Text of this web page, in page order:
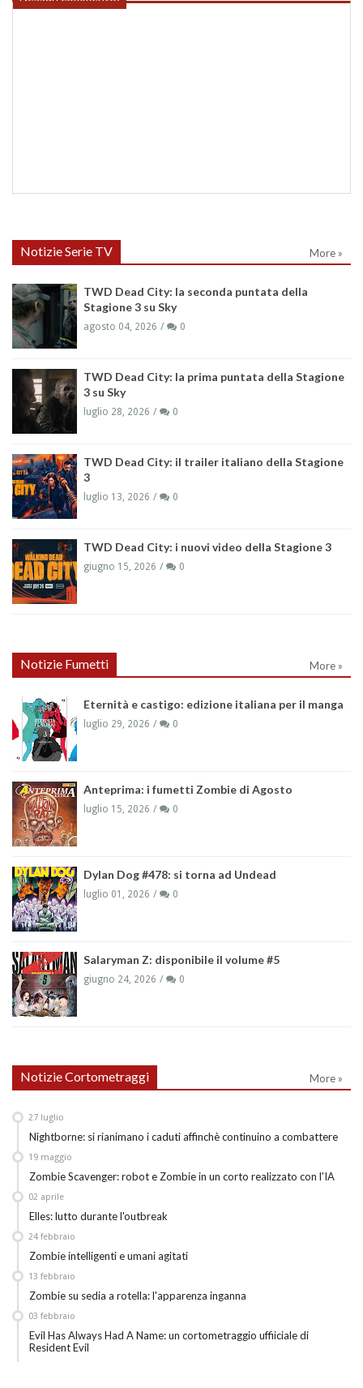
Notizie Serie TV More »
TWD Dead City: la seconda puntata della
Stagione 3 su Sky
agosto 04, 2026 0
TWD Dead City: la prima puntata della Stagione
3 su Sky
luglio 28, 2026 0
TWD Dead City: il trailer italiano della Stagione
3
luglio 13, 2026 0
TWD Dead City: i nuovi video della Stagione 3
giugno 15, 2026 0
Notizie Fumetti More »
Eternità e castigo: edizione italiana per il manga
luglio 29, 2026 0
Anteprima: i fumetti Zombie di Agosto
luglio 15, 2026 0
Dylan Dog #478: si torna ad Undead
luglio 01, 2026 0
Salaryman Z: disponibile il volume #5
giugno 24, 2026 0
Notizie Cortometraggi More »
Nightborne: si rianimano i caduti affinchè continuino a combattere
27 luglio
Zombie Scavenger: robot e Zombie in un corto realizzato con l'IA
19 maggio
Elles: lutto durante l'outbreak
02 aprile
Zombie intelligenti e umani agitati
24 febbraio
Zombie su sedia a rotella: l'apparenza inganna
13 febbraio
Evil Has Always Had A Name: un cortometraggio uffiiciale di
Resident Evil
03 febbraio